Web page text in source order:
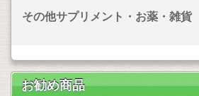
その他サプリメント・お薬・雑貨
お勧め商品